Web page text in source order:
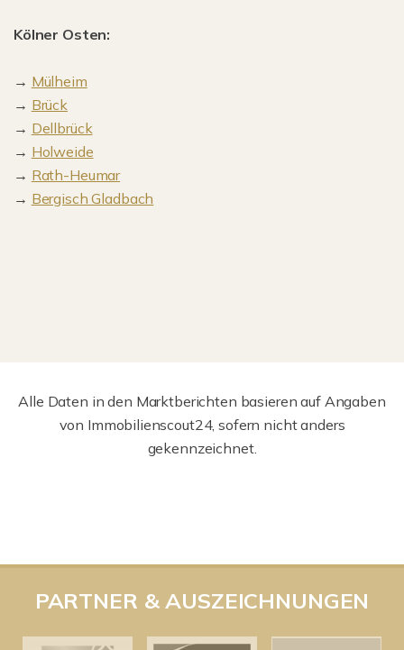
Kölner Osten:
→ Mülheim
→ Brück
→ Dellbrück
→ Holweide
→ Rath-Heumar
→ Bergisch Gladbach
Alle Daten in den Marktberichten basieren auf Angaben
von Immobilienscout24, sofern nicht anders
gekennzeichnet.
PARTNER & AUSZEICHNUNGEN